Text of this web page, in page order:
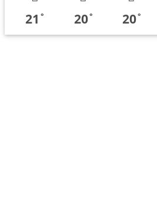
21 ° 20° 20°